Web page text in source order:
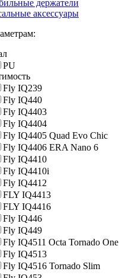
держатели
аксессуары
PU
Fly IQ239
Fly IQ440
Fly IQ4403
Fly IQ4404
Fly IQ4405 Quad Evo Chic
Fly IQ4406 ERA Nano 6
Fly IQ4410
Fly IQ4410i
Fly IQ4412
FLY IQ4413
FLY IQ4416
Fly IQ446
Fly IQ449
Fly IQ4511 Octa Tornado One
Fly IQ4513
Fly IQ4516 Tornado Slim